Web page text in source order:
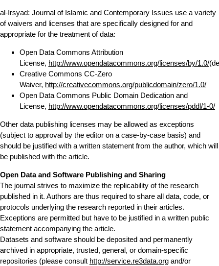
al-Irsyad: Journal of Islamic and Contemporary Issues use a variety
of waivers and licenses that are specifically designed for and
appropriate for the treatment of data:
Open Data Commons Attribution
License, http://www.opendatacommons.org/licenses/by/1.0/
Creative Commons CC-Zero
Waiver, http://creativecommons.org/publicdomain/zero/1.0/
Open Data Commons Public Domain Dedication and
License, http://www.opendatacommons.org/licenses/pddl/1-0/
Other data publishing licenses may be allowed as exceptions
(subject to approval by the editor on a case-by-case basis) and
should be justified with a written statement from the author, which will
be published with the article.
Open Data and Software Publishing and Sharing
The journal strives to maximize the replicability of the research
published in it. Authors are thus required to share all data, code, or
protocols underlying the research reported in their articles.
Exceptions are permitted but have to be justified in a written public
statement accompanying the article.
Datasets and software should be deposited and permanently
archived in appropriate, trusted, general, or domain-specific
repositories (please consult http://service.re3data.org and/or